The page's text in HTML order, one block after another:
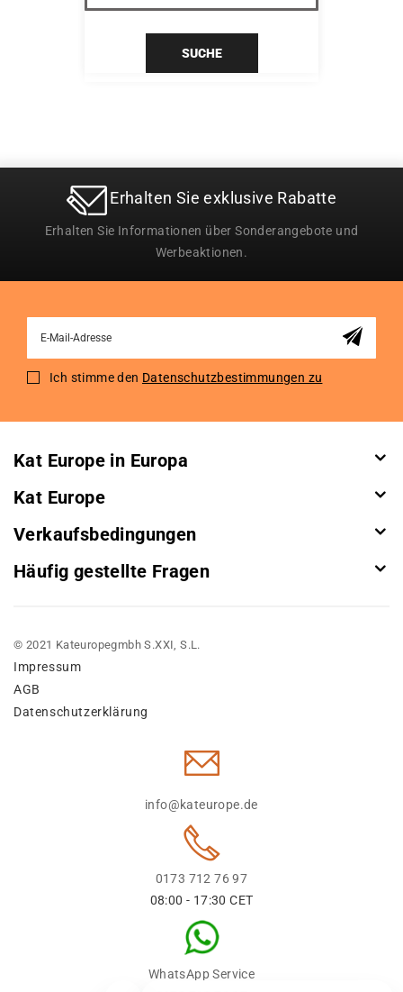
SUCHE
Erhalten Sie exklusive Rabatte
Erhalten Sie Informationen über Sonderangebote und
Werbeaktionen.
for
Ich stimme den Datenschutzbestimmungen zu
Kat Europe in Europa
Kat Europe
Verkaufsbedingungen
Häufig gestellte Fragen
© 2021 Kateuropegmbh S.XXI, S.L.
Impressum
AGB
Datenschutzerklärung
info@kateurope.de
0173 712 76 97
08:00 - 17:30 CET
WhatsApp Service